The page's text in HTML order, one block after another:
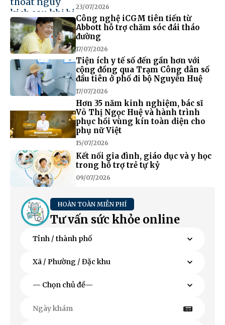
23/07/2026
Công nghệ iCGM tiên tiến từ
Abbott hỗ trợ chăm sóc đái tháo
đường
17/07/2026
Tiện ích y tế số đến gần hơn với
cộng đồng qua Trạm Công dân số
đầu tiên ở phố đi bộ Nguyễn Huệ
17/07/2026
Hơn 35 năm kinh nghiệm, bác sĩ
Võ Thị Ngọc Huệ và hành trình
phục hồi vùng kín toàn diện cho
phụ nữ Việt
15/07/2026
Kết nối gia đình, giáo dục và y học
trong hỗ trợ trẻ tự kỷ
09/07/2026
HOÀN TOÀN MIỄN PHÍ
Tư vấn sức khỏe online